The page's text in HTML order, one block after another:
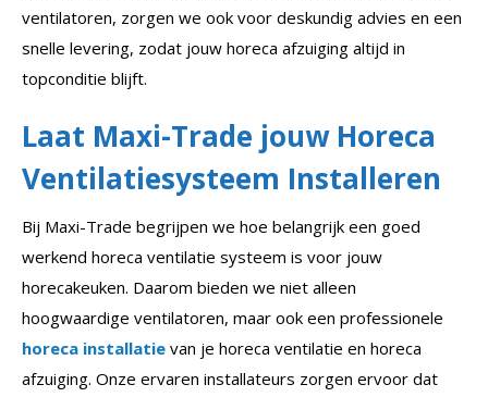
ventilatoren, zorgen we ook voor deskundig advies en een
snelle levering, zodat jouw horeca afzuiging altijd in
topconditie blijft.
Laat Maxi-Trade jouw Horeca
Ventilatiesysteem Installeren
Bij Maxi-Trade begrijpen we hoe belangrijk een goed
werkend horeca ventilatie systeem is voor jouw
horecakeuken. Daarom bieden we niet alleen
hoogwaardige ventilatoren, maar ook een professionele
horeca installatie van je horeca ventilatie en horeca
afzuiging. Onze ervaren installateurs zorgen ervoor dat